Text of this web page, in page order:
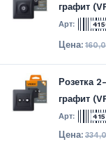
графит
Розетка
графит